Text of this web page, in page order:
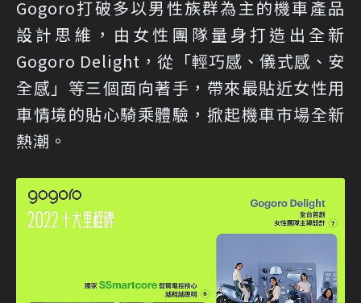
Gogoro打破多以男性族群為主的機車產品
設計思維，由女性團隊量身打造出全新
Gogoro Delight，從「輕巧感、儀式感、安
全感」等三個面向著手，帶來最貼近女性用
車情境的貼心騎乘體驗，掀起機車市場全新
熱潮。